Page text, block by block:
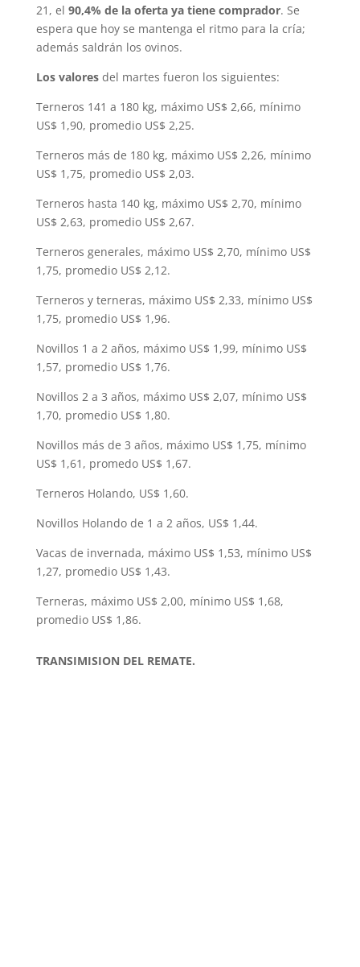
21, el 90,4% de la oferta ya tiene comprador. Se
espera que hoy se mantenga el ritmo para la cría;
además saldrán los ovinos.
Los valoresdel martes fueron los siguientes:
Terneros 141 a 180 kg, máximo US$ 2,66, mínimo
US$ 1,90, promedio US$ 2,25.
Terneros más de 180 kg, máximo US$ 2,26, mínimo
US$ 1,75, promedio US$ 2,03.
Terneros hasta 140 kg, máximo US$ 2,70, mínimo
US$ 2,63, promedio US$ 2,67.
Terneros generales, máximo US$ 2,70, mínimo US$
1,75, promedio US$ 2,12.
Terneros y terneras, máximo US$ 2,33, mínimo US$
1,75, promedio US$ 1,96.
Novillos 1 a 2 años, máximo US$ 1,99, mínimo US$
1,57, promedio US$ 1,76.
Novillos 2 a 3 años, máximo US$ 2,07, mínimo US$
1,70, promedio US$ 1,80.
Novillos más de 3 años, máximo US$ 1,75, mínimo
US$ 1,61, promedo US$ 1,67.
Terneros Holando, US$ 1,60.
Novillos Holando de 1 a 2 años, US$ 1,44.
Vacas de invernada, máximo US$ 1,53, mínimo US$
1,27, promedio US$ 1,43.
Terneras, máximo US$ 2,00, mínimo US$ 1,68,
promedio US$ 1,86.
TRANSIMISION DEL REMATE.